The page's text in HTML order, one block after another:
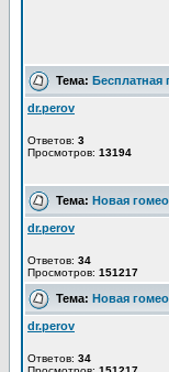
Тема: Бесплатная
dr.perov
Ответов: 3
Просмотров: 13194
Тема: Новая
dr.perov
Ответов: 34
Просмотров: 151217
Тема: Новая
dr.perov
Ответов: 34